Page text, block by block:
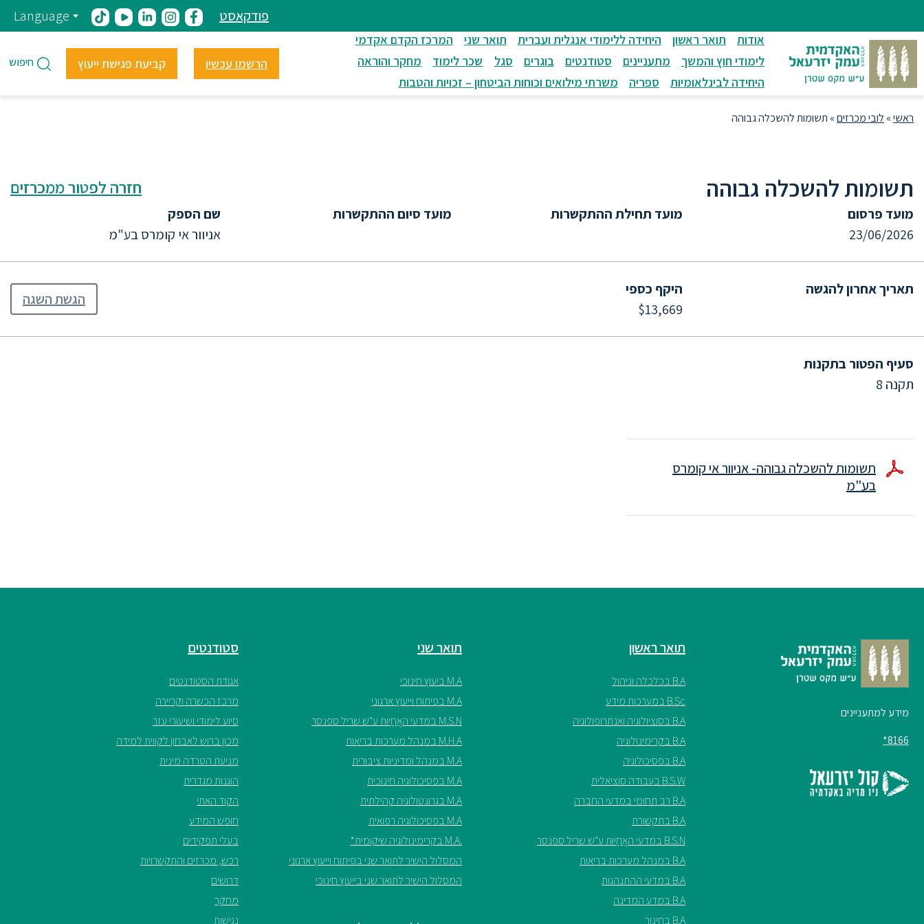
מרכזי
פודקאסט Language
אודות תואר ראשון היחידה ללימודי אנגלית ועברית תואר שני
המרכז הקדם אקדמי
לימודי חוץ והמשך
מתעניינים סטודנטים בוגרים סגל שכר לימוד
מחקר והוראה
היחידה לבינלאומיות
ספריה משרתי מילואים וכוחות הביטחון – זכויות והטבות
הרשמו עכשיו קביעת פגישת ייעוץ חיפוש
ראשי» לובי מכרזים» תשומות להשכלה גבוהה
תשומות להשכלה גבוהה חזרה לפטור ממכרזים
מועד פרסום
23/06/2026
מועד תחילת ההתקשרות מועד סיום ההתקשרות
שם הספק
אניוור אי קומרס בע"מ
תאריך אחרון להגשה
היקף כספי
$13,669
הגשת השגה
סעיף הפטור בתקנות
תקנה 8
תשומות להשכלה גבוהה- אניוור אי קומרס
בע"מ
מידע למתעניינים
8166*
תואר ראשון
B.A בכלכלה וניהול
B.Sc במערכות מידע
B.A בסוציולוגיה ואנתרופולוגיה
B.A בקרימינולוגיה
B.A בפסיכולוגיה
B.S.W בעבודה סוציאלית
B.A רב תחומי במדעי החברה
B.A בתקשורת
B.S.N במדעי האֲחָיוּת ע"ש שריל ספנסר
B.A במנהל מערכות בריאות
B.A במדעי ההתנהגות
B.A במדע המדינה
B.A בחינוך
תואר שני
M.A ביעוץ חינוכי
M.A בפיתוח וייעוץ ארגוני
M.S.N במדעי האֲחָיוּת ע"ש שריל ספנסר
M.H.A במנהל מערכות בריאות
M.A במנהל ומדיניות ציבורית
M.A בפסיכולוגיה חינוכית
M.A בגרונטולוגיה קהילתית
M.A בפסיכולוגיה רפואית
.M.A בקרימינולוגיה שיקומית*
המסלול הישיר לתואר שני בפיתוח וייעוץ ארגוני
המסלול הישיר לתואר שני בייעוץ חינוכי
סטודנטים
אגודת הסטודנטים
מרכז הכשרה וקריירה
סיוע לימודי ושיעורי עזר
מכון ברוש לאבחון לקווית למידה
מניעת הטרדה מינית
הוגנות מגדרית
הקוד האתי
חופש המידע
בעלי תפקידים
רכש, מכרזים והתקשרויות
דרושים
מחקר
נגישות